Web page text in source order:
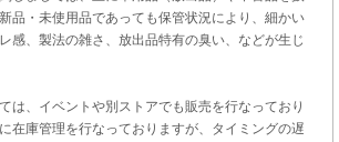
品・未使用品であっても保管状況により、細かい
感、製法の雑さ、放出品特有の臭い、などが生じ
は、イベントや別ストアでも販売を行なっており
在庫管理を行なっておりますが、タイミングの遅